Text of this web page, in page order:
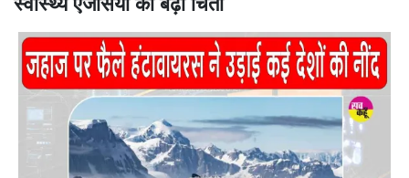
स्वास्थ्य एजेंसियों की बढ़ी चिंता